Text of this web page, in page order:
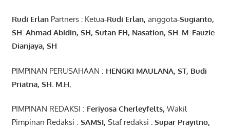
Rudi ErlanPartners : Ketua-Rudi Erlan, anggota-Sugianto,
SH. Ahmad Abidin, SH, SutanFH, Nasation, SH. M. Fauzie
Dianjaya, SH
PIMPINAN PERUSAHAAN : HENGKI MAULANA, ST, Budi
Priatna, SH . M.H,
PIMPINAN REDAKSI : Feriyosa Cherleyfelts, Wakil
Pimpinan Redaksi : SAMSI, Staf redaksi : Supar Prayitno,